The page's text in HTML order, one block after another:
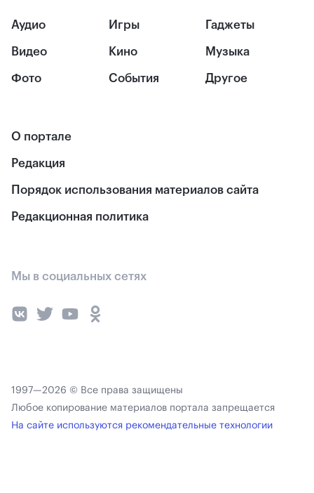
Аудио
Видео
Фото
Игры
Кино
События
Гаджеты
Музыка
Другое
О портале
Редакция
Порядок использования материалов сайта
Редакционная политика
Мы в социальных сетях
1997—2026 © Все права защищены
Любое копирование материалов портала запрещается
На сайте используются рекомендательные технологии